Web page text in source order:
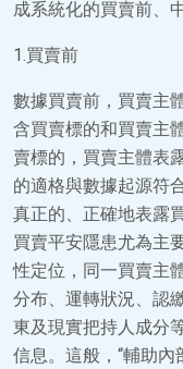
成系統化的買賣前、
1.買賣前
數據買賣前，買賣主
含買賣標的和買賣主
賣標的，買賣主體表
的適格與數據起源符
真正的、正確地表露
買賣平安隱患尤為主
性定位，同一買賣主
分布、運轉狀況、認
東及現實把持人成分
信息。這般，“輔助